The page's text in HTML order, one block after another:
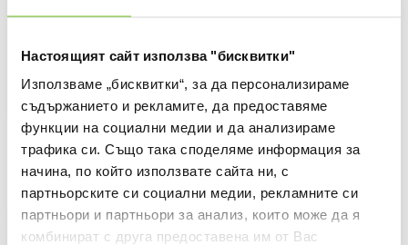
Настоящият сайт използва "бисквитки"
Използваме „бисквитки“, за да персонализираме
съдържанието и рекламите, да предоставяме
функции на социални медии и да анализираме
трафика си. Също така споделяме информация за
начина, по който използвате сайта ни, с
партньорските си социални медии, рекламните си
партньори и партньори за анализ, които може да я
комбинират с друга предоставена им от Вас
NIKE
Тениска Kylian Mbappe K NK
DF ACD25 TOP SS -PD
Текуща цена:
25,05 €/48,99 лв.
35,79 €(-30%)Най-добра цена
Редовна цена:
35,79 € ( -30%) Редовна цена
NIKE
Тениска Kylian Mbappe K NK
DF ACD25 TOP SS -PD
Текуща цена:
25,05 € /48,99 лв.
35,79 €( -30%)Най-добра цена
35,79 €( -30% ) Редовна цена